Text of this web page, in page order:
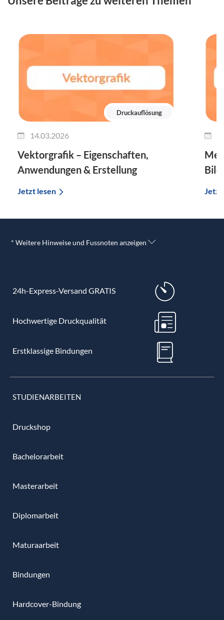
Druckauflösung
14.03.2026
Vektorgrafik – Eigenschaften,
Anwendungen & Erstellung
Jetzt lesen Jetzt
* Weitere Hinweise und Fussnoten anzeigen
24h-Express-Versand GRATIS
Hochwertige Druckqualität
Erstklassige Bindungen
STUDIENARBEITEN
Druckshop
Bachelorarbeit
Masterarbeit
Diplomarbeit
Maturaarbeit
Bindungen
Hardcover-Bindung